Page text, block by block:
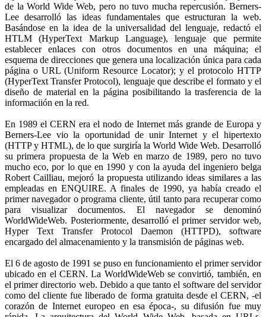
de la World Wide Web, pero no tuvo mucha repercusión. Berners-
Lee desarrolló las ideas fundamentales que estructuran la web.
Basándose en la idea de la universalidad del lenguaje, redactó el
HTLM (HyperText Markup Language), lenguaje que permite
establecer enlaces con otros documentos en una máquina; el
esquema de direcciones que genera una localización única para cada
página o URL (Uniform Resource Locator); y el protocolo HTTP
(HyperText Transfer Protocol), lenguaje que describe el formato y el
diseño de material en la página posibilitando la trasferencia de la
informaciión en la red.
En 1989 el CERN era el nodo de Internet más grande de Europa y
Berners-Lee vio la oportunidad de unir Internet y el hipertexto
(HTTP y HTML), de lo que surgiría la World Wide Web. Desarrolló
su primera propuesta de la Web en marzo de 1989, pero no tuvo
mucho eco, por lo que en 1990 y con la ayuda del ingeniero belga
Robert Cailliau, mejoró la propuesta utilizando ideas similares a las
empleadas en ENQUIRE. A finales de 1990, ya había creado el
primer navegador o programa cliente, útil tanto para recuperar como
para visualizar documentos. El navegador se denominó
WorldWideWeb. Posteriormente, desarrolló el primer servidor web,
Hyper Text Transfer Protocol Daemon (HTTPD), software
encargado del almacenamiento y la transmisión de páginas web.
El 6 de agosto de 1991 se puso en funcionamiento el primer servidor
ubicado en el CERN. La WorldWideWeb se convirtió, también, en
el primer directorio web. Debido a que tanto el software del servidor
como del cliente fue liberado de forma gratuita desde el CERN, -el
corazón de Internet europeo en esa época-, su difusión fue muy